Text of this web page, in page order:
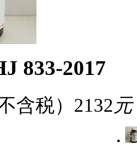
833-2017
含税） 2132 元